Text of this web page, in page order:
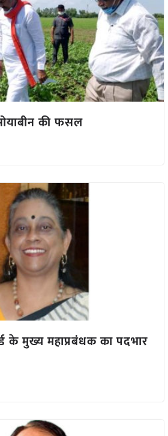
की फसल
के मुख्य महाप्रबंधक का पदभार